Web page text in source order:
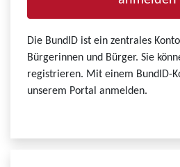
Die BundID ist ein zentrales
Bürgerinnen und Bürger. Sie
registrieren. Mit einem BundID-
unserem Portal anmelden.